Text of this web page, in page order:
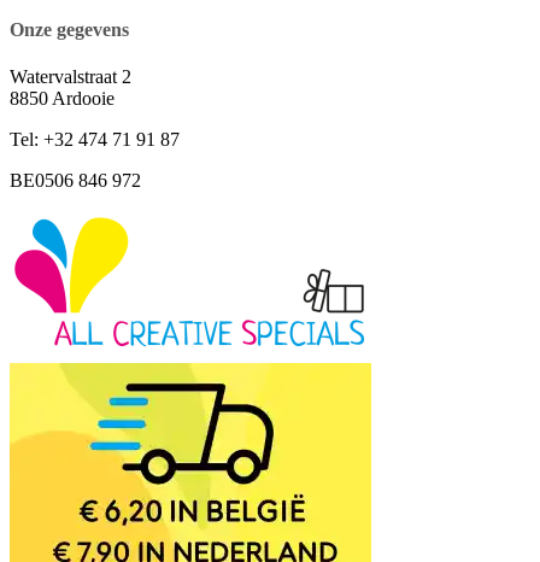
Onze gegevens
Watervalstraat 2
8850 Ardooie
Tel: +32 474 71 91 87
BE0506 846 972